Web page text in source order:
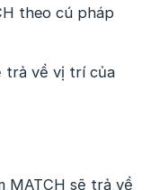
theo cú pháp
trả về vị trí của
MATCH sẽ trả về